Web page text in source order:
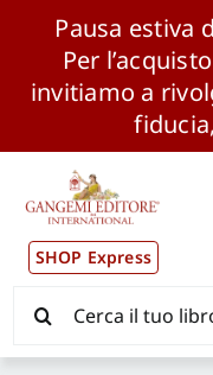
Pausa estiva
Per
invitiamo a
contenuto
SHOP Express
Pubblicazioni
News ed Eventi
per: